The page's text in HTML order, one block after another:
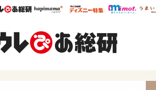
ウレぴあ総研ハピママ* ウレぴあ総研